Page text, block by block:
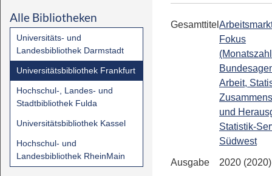
Alle Bibliotheken
Universitäts- und
Landesbibliothek Darmstadt
Universitätsbibliothek Frankfurt
Hochschul-, Landes- und
Stadtbibliothek Fulda
Universitätsbibliothek Kassel
Hochschul- und
Landesbibliothek RheinMain
Gesamttitel
Fokus
Arbeit,
und
Statistik-
Südwest
Ausgabe
2020